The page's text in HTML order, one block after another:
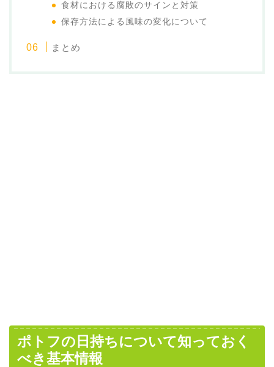
食材における腐敗のサインと対策
保存方法による風味の変化について
まとめ
ポトフの日持ちについて知っておく
べき基本情報